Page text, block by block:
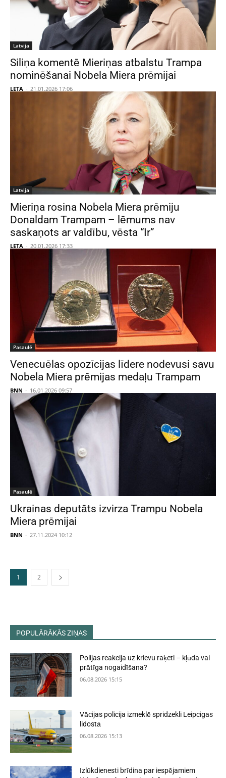
Latvija
Siliņa komentē Mieriņas atbalstu Trampa
nominēšanai Nobela Miera prēmijai
LETA - 21.01.2026 17:06
Latvija
Mieriņa rosina Nobela Miera prēmiju
Donaldam Trampam – lēmums nav
saskaņots ar valdību, vēsta “Ir”
LETA - 20.01.2026 17:33
Pasaulē
Venecuēlas opozīcijas līdere nodevusi savu
Nobela Miera prēmijas medaļu Trampam
BNN - 16.01.2026 09:57
Pasaulē
Ukrainas deputāts izvirza Trampu Nobela
Miera prēmijai
BNN - 27.11.2024 10:12
1 2
POPULĀRĀKĀS ZIŅAS
Polijas reakcija uz krievu raķeti – kļūda vai
prātīga nogaidīšana?
06.08.2026 15:15
Vācijas policija izmeklē spridzekli Leipcigas
lidostā
06.08.2026 15:13
Izlūkdienesti brīdina par iespējamiem